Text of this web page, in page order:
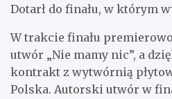
Dotarł do finału, w którym
W trakcie finału
utwór „Nie mamy nic”, a
kontrakt z wytwórnią
Polska. Autorski utwór w